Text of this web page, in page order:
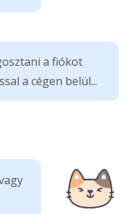
a fiókot
a cégen belül...